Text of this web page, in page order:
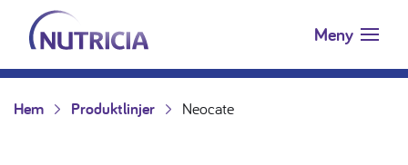
Hoppa till innehåll
Nutricia.se Meny
Hem Produktlinjer Neocate